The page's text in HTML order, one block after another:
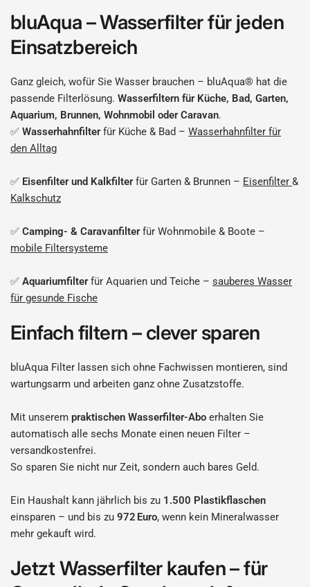
bluAqua – Wasserfilter für jeden
Einsatzbereich
Ganz gleich, wofür Sie Wasser brauchen – bluAqua® hat die
passende Filterlösung.Wasserfiltern für Küche, Bad, Garten,
Aquarium, Brunnen, Wohnmobil oder Caravan.
✅Wasserhahnfilterfür Küche & Bad –Wasserhahnfilter für
den Alltag
✅ Eisenfilter und Kalkfilterfür Garten & Brunnen – Eisenfilter&
Kalkschutz
✅Camping- & Caravanfilterfür Wohnmobile & Boote –
mobile Filtersysteme
✅Aquariumfilterfür Aquarien und Teiche –sauberes Wasser
für gesunde Fische
Einfach filtern – clever sparen
bluAqua Filter lassen sich ohne Fachwissen montieren, sind
wartungsarm und arbeiten ganz ohne Zusatzstoffe.
Mit unserempraktischen Wasserfilter-Abo erhalten Sie
automatisch alle sechs Monate einen neuen Filter –
versandkostenfrei.
So sparen Sie nicht nur Zeit, sondern auch bares Geld.
Ein Haushalt kann jährlich bis zu 1.500 Plastikflaschen
einsparen – und bis zu972 Euro, wenn kein Mineralwasser
mehr gekauft wird.
Jetzt Wasserfilter kaufen – für